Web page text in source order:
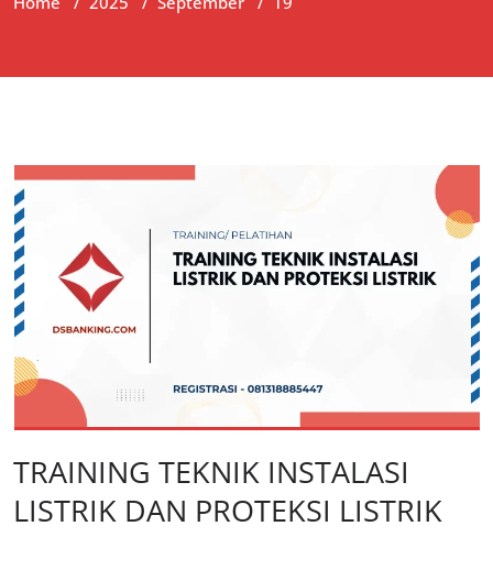
TRAINING TEKNIK INSTALASI
LISTRIK DAN PROTEKSI LISTRIK